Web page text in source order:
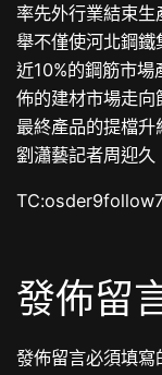
率先外行業結束
舉不僅使河北鋼
近10%的鋼筋市場
佈的建材市場走向
最終產品的提檔
劉瀟藝記者周迎久
發佈留
發佈留言必須填寫